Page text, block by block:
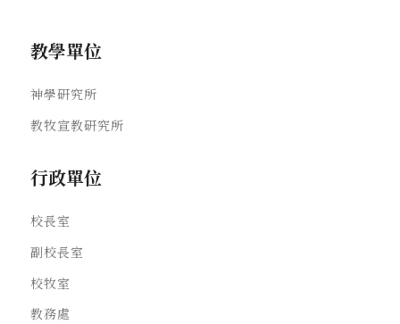
教學單位
神學研究所
教牧宣教研究所
行政單位
校長室
副校長室
校牧室
教務處